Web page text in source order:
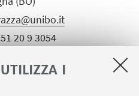
I
20 9 3054